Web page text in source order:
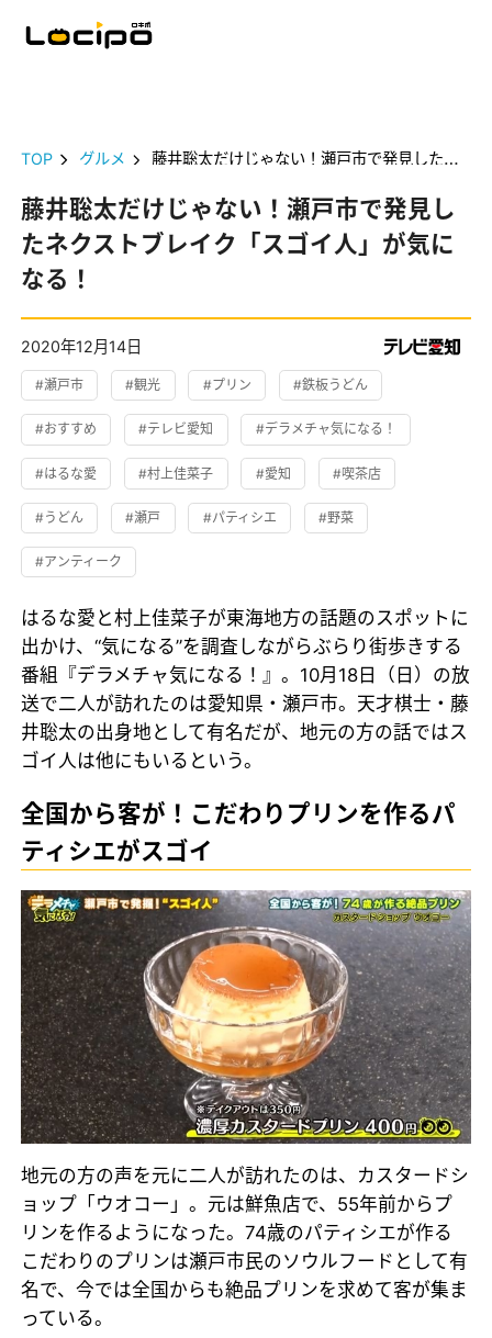
TOP グルメ 藤井聡太だけじゃない！瀬戸市で発見したネクストブレイク「スゴイ人」が気になる！
藤井聡太だけじゃない！瀬戸市で発見し
たネクストブレイク「スゴイ人」が気に
なる！
2020年12月14日
#瀬戸市 #観光 #プリン #鉄板うどん
#おすすめ #テレビ愛知 #デラメチャ気になる！
#はるな愛 #村上佳菜子 #愛知 #喫茶店
#うどん #瀬戸 #パティシエ #野菜
#アンティーク
はるな愛と村上佳菜子が東海地方の話題のスポットに
出かけ、“気になる”を調査しながらぶらり街歩きする
番組『デラメチャ気になる！』。10月18日（日）の放
送で二人が訪れたのは愛知県・瀬戸市。天才棋士・藤
井聡太の出身地として有名だが、地元の方の話ではス
ゴイ人は他にもいるという。
全国から客が！こだわりプリンを作るパ
ティシエがスゴイ
地元の方の声を元に二人が訪れたのは、カスタードシ
ョップ「ウオコー」。元は鮮魚店で、55年前からプ
リンを作るようになった。74歳のパティシエが作る
こだわりのプリンは瀬戸市民のソウルフードとして有
名で、今では全国からも絶品プリンを求めて客が集ま
っている。